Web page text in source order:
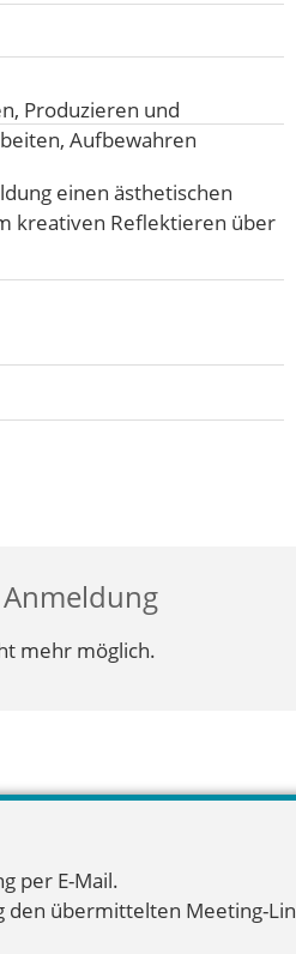
, Produzieren und
Aufbewahren
einen ästhetischen
kreativen Reflektieren über
Anmeldung
mehr möglich.
per E-Mail.
übermittelten Meeting-